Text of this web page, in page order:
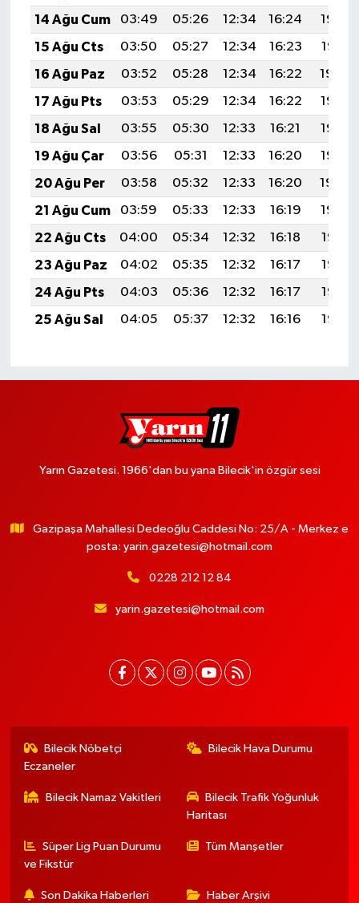
14 Ağu Cum
03:49 05:26 12:34 16:24
19:32
15 Ağu Cts
03:50 05:27 12:34 16:23
19:31
16 Ağu Paz
03:52 05:28 12:34 16:22
19:29
17 Ağu Pts
03:53 05:29 12:34 16:22
19:28
18 Ağu Sal
03:55 05:30 12:33 16:21
19:27
19 Ağu Çar
03:56 05:31 12:33 16:20
19:25
20 Ağu Per
03:58 05:32 12:33 16:20
19:24
21 Ağu Cum
03:59 05:33 12:33 16:19
19:22
22 Ağu Cts
04:00 05:34 12:32 16:18
19:21
23 Ağu Paz
04:02 05:35 12:32 16:17
19:19
24 Ağu Pts
04:03 05:36 12:32 16:17
19:18
25 Ağu Sal
04:05 05:37 12:32 16:16 19:16
Yarın Gazetesi. 1966'dan bu yana Bilecik'in özgür sesi
Gazipaşa Mahallesi Dedeoğlu Caddesi No: 25/A - Merkez e
posta: yarin.gazetesi@hotmail.com
0228 212 12 84
yarin.gazetesi@hotmail.com
Bilecik Nöbetçi
Eczaneler
Bilecik Hava Durumu
Bilecik Namaz Vakitleri
Bilecik Trafik Yoğunluk
Haritası
Süper Lig Puan Durumu
ve Fikstür
Tüm Manşetler
Son Dakika Haberleri Haber Arşivi